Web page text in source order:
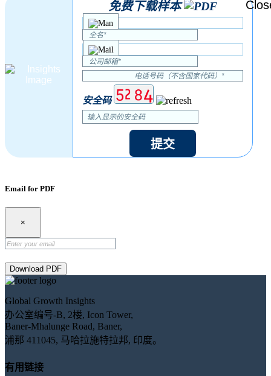
免费下载样本
安全码
提交
Email for PDF
×
Download PDF
Global Growth Insights
办公室编号-B, 2楼, Icon Tower,
Baner-Mhalunge Road, Baner,
浦那 411045, 马哈拉施特拉邦, 印度。
有用链接